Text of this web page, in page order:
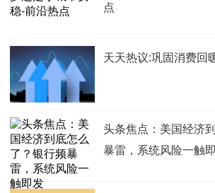
点
天天热议:巩固消费回
头条焦点：美国经济
暴雷，系统风险一触